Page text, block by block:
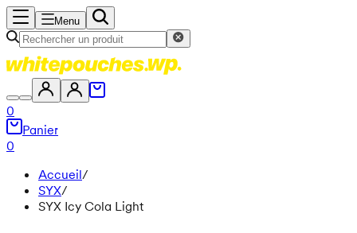
Menu
0
Panier
0
Accueil/
SYX/
SYX Icy Cola Light